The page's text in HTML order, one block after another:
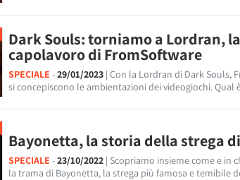
Dark Souls: torniamo a Lordran,
capolavoro di FromSoftware
SPECIALE -29/01/2023 | Con la Lordran di Dark Souls,
si concepiscono le ambientazioni dei videogiochi. Qual
Bayonetta, la storia della strega
SPECIALE -23/10/2022 | Scopriamo insieme come e in
la trama di Bayonetta, la strega più famosa e temibile